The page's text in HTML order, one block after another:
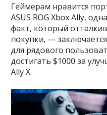
Геймерам нравится
ASUS ROG Xbox Ally,
факт, который
покупки, —
для рядового
достигать $1000 за
Ally X.